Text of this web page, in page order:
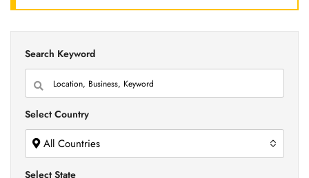
Search Keyword
Select Country
All Countries
Select State